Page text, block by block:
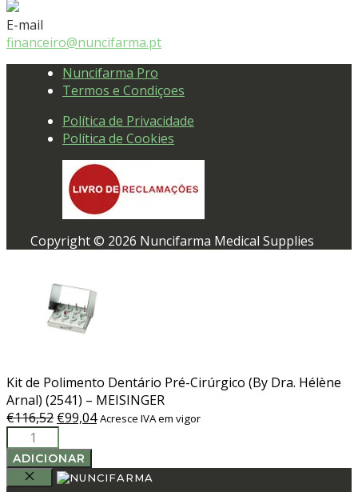
E-mail
financeiro@nuncifarma.pt
Nuncifarma Pro
Termos e Condiçoes
Política de Privacidade
Política de Cookies
Copyright © 2026 Nuncifarma Medical Supplies
Kit de Polimento Dentário Pré-Cirúrgico (By Dra. Hélène
Arnal) (2541) – MEISINGER
€116,52 O
original
era:
€116,52.
€99,04O
é:
€99,04.
Acresce IVA em vigor
Quantidade
de
Kit
de
ADICIONAR